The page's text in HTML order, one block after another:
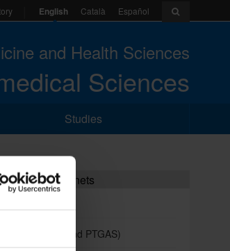
English Català Español
and Health Sciences
Sciences
Studies
and intranets
Intranet (PDI and PTGAS)